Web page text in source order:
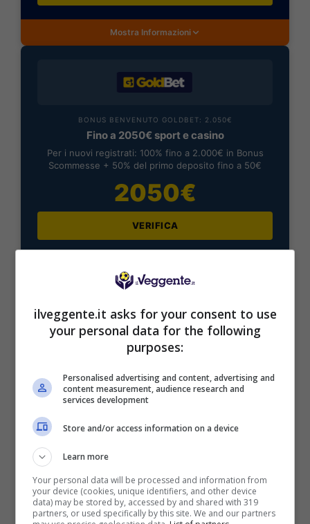
Mostra Informazioni
BONUS BENVENUTO GOLDBET: 2.050€
Fino a 2050€ sport e casino
Per i nuovi registrati: 100% fino a 2.000€ in Bonus
Scommesse + 50% del primo deposito fino a 50€
2050€
VERIFICA
BONUS BENVENUTO LOTTOMATICA: 2050€
Per i nuovi utenti della piattaforma: 100% fino a 50€ in
Bonus Scommesse + 100% fino a 2000€ in Bonus
2050€
Mostra Informazioni
ilveggente.it asks for your consent to use
your personal data for the following
purposes:
Personalised advertising and content, advertising and
content measurement, audience research and
services development
Store and/or access information on a device
Learn more
Your personal data will be processed and information from
your device (cookies, unique identifiers, and other device
data) may be stored by, accessed by and shared with 319
partners, or used specifically by this site. We and our partners